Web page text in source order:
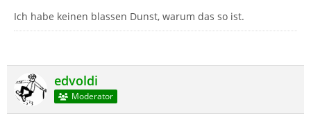
Ich habe keinen blassen Dunst, warum das so ist.
edvoldi
Moderator